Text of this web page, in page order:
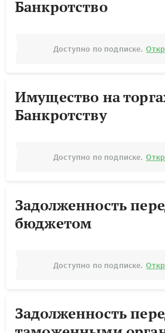
Банкротство
Доступно по подписке.
Имущество на
Банкротству
Доступно по подписке.
Задолженность
бюджетом
Доступно по подписке.
Задолженность